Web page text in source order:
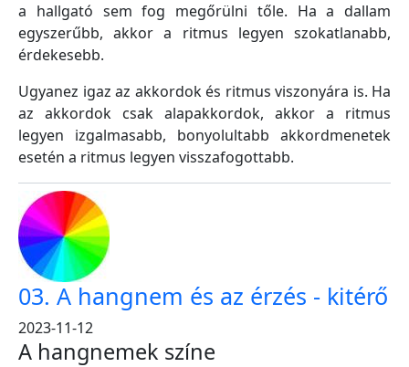
a hallgató sem fog megőrülni tőle. Ha a dallam
egyszerűbb, akkor a ritmus legyen szokatlanabb,
érdekesebb.
Ugyanez igaz az akkordok és ritmus viszonyára is. Ha
az akkordok csak alapakkordok, akkor a ritmus
legyen izgalmasabb, bonyolultabb akkordmenetek
esetén a ritmus legyen visszafogottabb.
03. A hangnem és az érzés - kitérő
2023-11-12
A hangnemek színe